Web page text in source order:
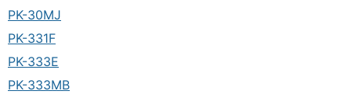
PK-30MJ
PK-331F
PK-333E
PK-333MB